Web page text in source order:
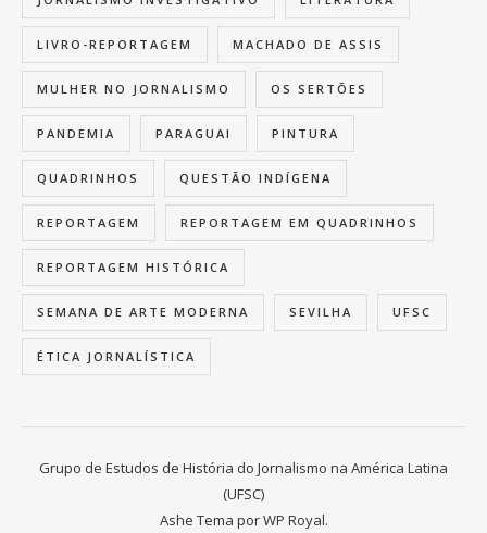
LIVRO-REPORTAGEM MACHADO DE ASSIS
MULHER NO JORNALISMO OS SERTÕES
PANDEMIA PARAGUAI PINTURA
QUADRINHOS QUESTÃO INDÍGENA
REPORTAGEM REPORTAGEM EM QUADRINHOS
REPORTAGEM HISTÓRICA
SEMANA DE ARTE MODERNA SEVILHA UFSC
ÉTICA JORNALÍSTICA
Grupo de Estudos de História do Jornalismo na América Latina
(UFSC)
Ashe Tema porWP Royal.